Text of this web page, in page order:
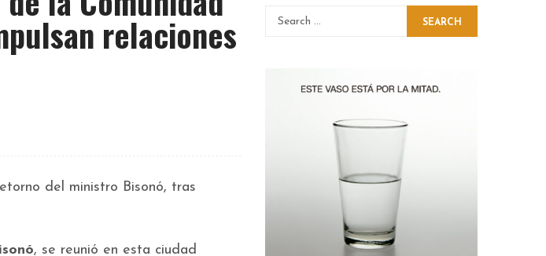
relaciones
del ministro Bisonó, tras
, se reunió en esta ciudad
SEARCH